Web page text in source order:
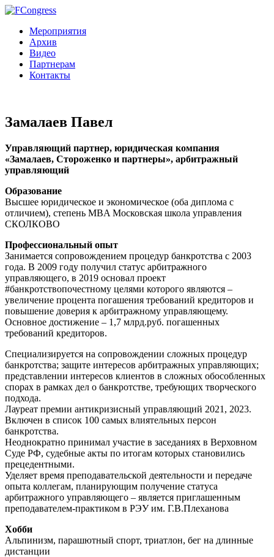
Мероприятия
Архив
Видео
Партнерам
Контакты
Замалаев Павел
Управляющий партнер, юридическая компания
«Замалаев, Стороженко и партнеры», арбитражный
управляющий
Образование
Высшее юридическое и экономическое (оба диплома с
отличием), степень MBA Московская школа управления
СКОЛКОВО
Профессиональный опыт
Занимается сопровождением процедур банкротства с 2003
года. В 2009 году получил статус арбитражного
управляющего, в 2019 основал проект
#банкротствопочестному целями которого являются –
увеличение процента погашения требований кредиторов и
повышение доверия к арбитражному управляющему.
Основное достижение – 1,7 млрд.руб. погашенных
требований кредиторов.
Специализируется на сопровождении сложных процедур
банкротства; защите интересов арбитражных управляющих;
представлении интересов клиентов в сложных обособленных
спорах в рамках дел о банкротстве, требующих творческого
подхода.
Лауреат премии антикризисный управляющий 2021, 2023.
Включен в список 100 самых влиятельных персон
банкротства.
Неоднократно принимал участие в заседаниях в Верховном
Суде РФ, судебные акты по итогам которых становились
прецедентными.
Уделяет время преподавательской деятельности и передаче
опыта коллегам, планирующим получение статуса
арбитражного управляющего – является приглашенным
преподавателем-практиком в РЭУ им. Г.В.Плеханова
Хобби
Альпинизм, парашютный спорт, триатлон, бег на длинные
дистанции